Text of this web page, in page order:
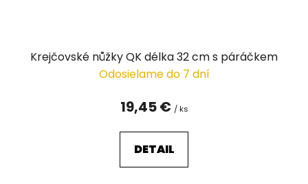
Krejčovské nůžky QK délka 32 cm s páráčkem
Odosielame do 7 dní
19,45 € / ks
DETAIL